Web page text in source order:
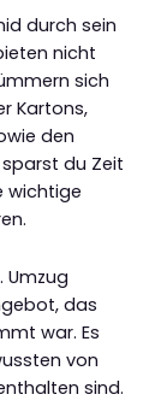
durch sein
nicht
sich
Kartons,
den
du Zeit
wichtige
Umzug
das
war. Es
von
sind.